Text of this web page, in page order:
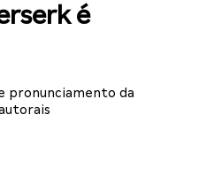
é
pronunciamento da